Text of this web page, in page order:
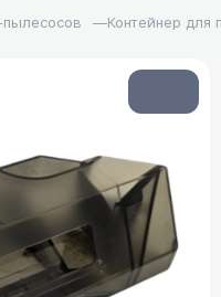
—Контейнер для